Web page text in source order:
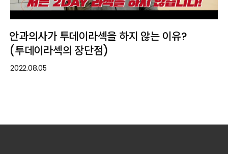
안과의사가 투데이라섹을 하지 않는 이유?
(투데이라섹의 장단점)
2022.08.05